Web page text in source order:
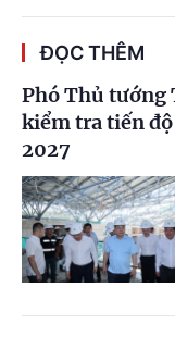
ĐỌC THÊM
Phó Thủ tướng
kiểm tra tiến độ
2027